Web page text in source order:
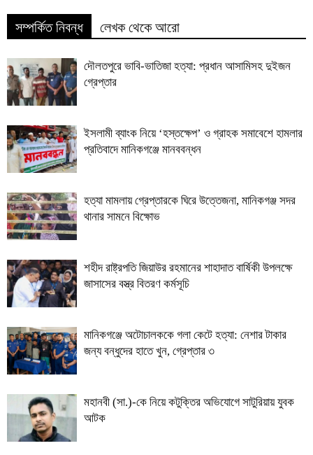
সম্পর্কিত নিবন্ধ লেখক থেকে আরো
দৌলতপুরে ভাবি-ভাতিজা হত্যা: প্রধান আসামিসহ দুইজন
গ্রেপ্তার
ইসলামী ব্যাংক নিয়ে ‘হস্তক্ষেপ’ ও গ্রাহক সমাবেশে হামলার
প্রতিবাদে মানিকগঞ্জে মানববন্ধন
হত্যা মামলায় গ্রেপ্তারকে ঘিরে উত্তেজনা, মানিকগঞ্জ সদর
থানার সামনে বিক্ষোভ
শহীদ রাষ্ট্রপতি জিয়াউর রহমানের শাহাদাত বার্ষিকী উপলক্ষে
জাসাসের বস্ত্র বিতরণ কর্মসূচি
মানিকগঞ্জে অটোচালককে গলা কেটে হত্যা: নেশার টাকার
জন্য বন্ধুদের হাতে খুন, গ্রেপ্তার ৩
মহানবী (সা.)-কে নিয়ে কটুক্তির অভিযোগে সাটুরিয়ায় যুবক
আটক